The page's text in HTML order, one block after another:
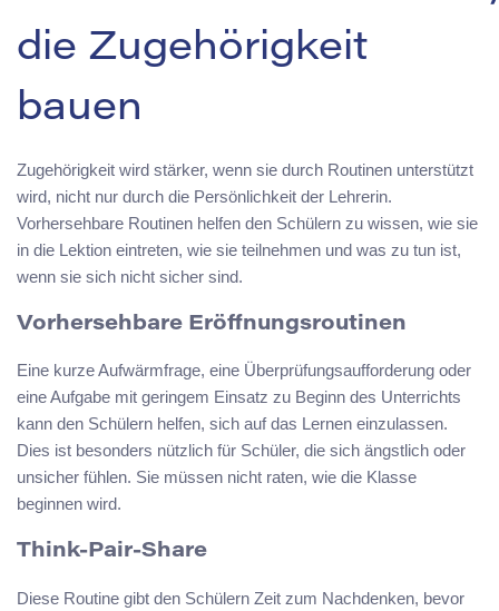
die Zugehörigkeit
bauen
Zugehörigkeit wird stärker, wenn sie durch Routinen unterstützt
wird, nicht nur durch die Persönlichkeit der Lehrerin.
Vorhersehbare Routinen helfen den Schülern zu wissen, wie sie
in die Lektion eintreten, wie sie teilnehmen und was zu tun ist,
wenn sie sich nicht sicher sind.
Vorhersehbare Eröffnungsroutinen
Eine kurze Aufwärmfrage, eine Überprüfungsaufforderung oder
eine Aufgabe mit geringem Einsatz zu Beginn des Unterrichts
kann den Schülern helfen, sich auf das Lernen einzulassen.
Dies ist besonders nützlich für Schüler, die sich ängstlich oder
unsicher fühlen. Sie müssen nicht raten, wie die Klasse
beginnen wird.
Think-Pair-Share
Diese Routine gibt den Schülern Zeit zum Nachdenken, bevor